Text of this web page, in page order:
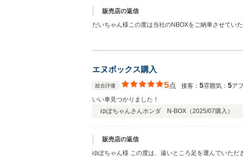
販売店の返信
だいちゃん様この度は当社のNBOXをご納車させてい
エヌボックス購入
総合評価 5点 接客： 5雰囲気： 5ア
いい車見つかりました！
ゆぽちゃんさんホンダ N-BOX（2025/07購入）
販売店の返信
ゆぽちゃん様 この度は、遠いところ足を運んでいた